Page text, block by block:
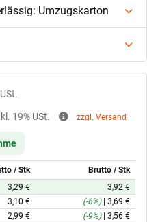
Umzugskarton
19% USt. zzgl. Versand
/ Stk
Brutto / Stk
3,29 €
3,92 €
3,10 € (-6%) 3,69 €
2,99 € (-9%) 3,56 €